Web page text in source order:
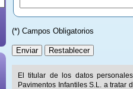
(*) Campos Obligatorios
El titular de los datos
Pavimentos Infantiles S.L. a tratar